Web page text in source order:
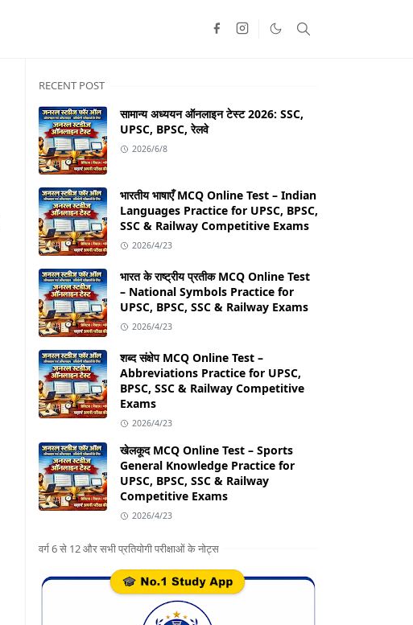
RECENT POST
सामान्य अध्ययन ऑनलाइन टेस्ट 2026: SSC,
UPSC, BPSC, रेलवे
2026/6/8
भारतीय भाषाएँ MCQ Online Test – Indian
Languages Practice for UPSC, BPSC,
SSC & Railway Competitive Exams
2026/4/23
भारत के राष्ट्रीय प्रतीक MCQ Online Test
– National Symbols Practice for
UPSC, BPSC, SSC & Railway Exams
2026/4/23
शब्द संक्षेप MCQ Online Test –
Abbreviations Practice for UPSC,
BPSC, SSC & Railway Competitive
Exams
2026/4/23
खेलकूद MCQ Online Test – Sports
General Knowledge Practice for
UPSC, BPSC, SSC & Railway
Competitive Exams
2026/4/23
वर्ग 6 से 12 और सभी प्रतियोगी परीक्षाओं के नोट्स